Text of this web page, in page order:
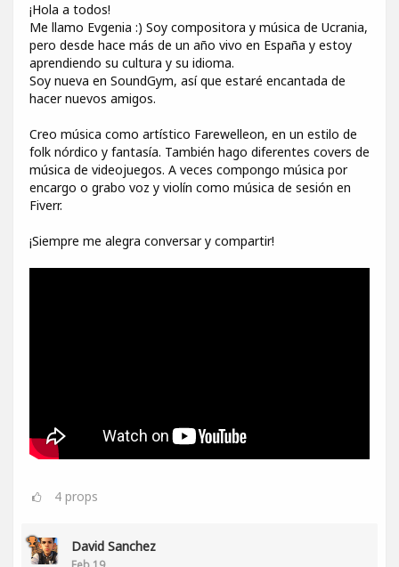
¡Hola a todos!
Me llamo Evgenia :) Soy compositora y música de Ucrania,
pero desde hace más de un año vivo en España y estoy
aprendiendo su cultura y su idioma.
Soy nueva en SoundGym, así que estaré encantada de
hacer nuevos amigos.
Creo música como artístico Farewelleon, en un estilo de
folk nórdico y fantasía. También hago diferentes covers de
música de videojuegos. A veces compongo música por
encargo o grabo voz y violín como música de sesión en
Fiverr.
¡Siempre me alegra conversar y compartir!
4 props
David Sanchez